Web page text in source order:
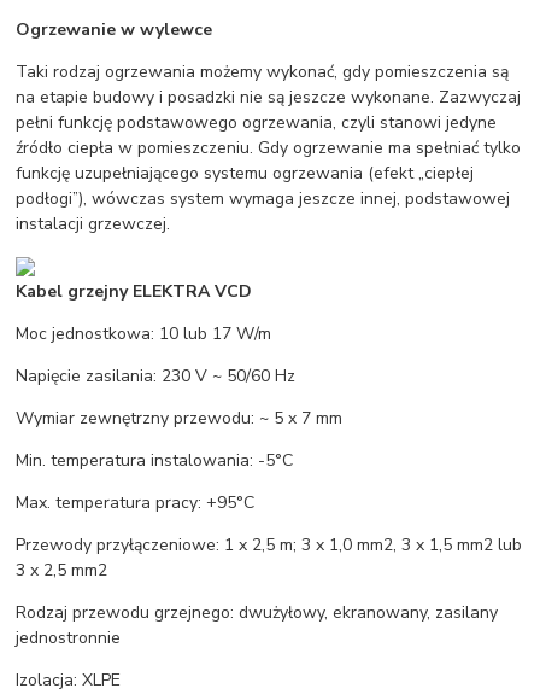
Ogrzewanie w wylewce
Taki rodzaj ogrzewania możemy wykonać, gdy pomieszczenia są
na etapie budowy i posadzki nie są jeszcze wykonane. Zazwyczaj
pełni funkcję podstawowego ogrzewania, czyli stanowi jedyne
źródło ciepła w pomieszczeniu. Gdy ogrzewanie ma spełniać tylko
funkcję uzupełniającego systemu ogrzewania (efekt „ciepłej
podłogi”), wówczas system wymaga jeszcze innej, podstawowej
instalacji grzewczej.
Kabel grzejny ELEKTRA VCD
Moc jednostkowa: 10 lub 17 W/m
Napięcie zasilania: 230 V ~ 50/60 Hz
Wymiar zewnętrzny przewodu: ~ 5 x 7 mm
Min. temperatura instalowania: -5°C
Max. temperatura pracy: +95°C
Przewody przyłączeniowe: 1 x 2,5 m; 3 x 1,0 mm2, 3 x 1,5 mm2 lub
3 x 2,5 mm2
Rodzaj przewodu grzejnego: dwużyłowy, ekranowany, zasilany
jednostronnie
Izolacja: XLPE